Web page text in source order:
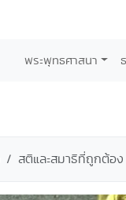
พระพุทธศาสนา
สติและสมาธิที่ถูกต้